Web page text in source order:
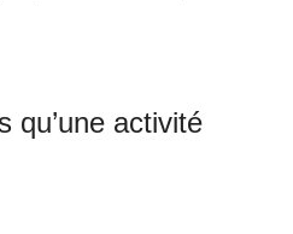
qu’une activité